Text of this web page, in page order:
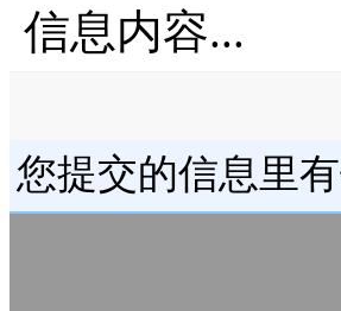
信息内容...
您提交的信息里